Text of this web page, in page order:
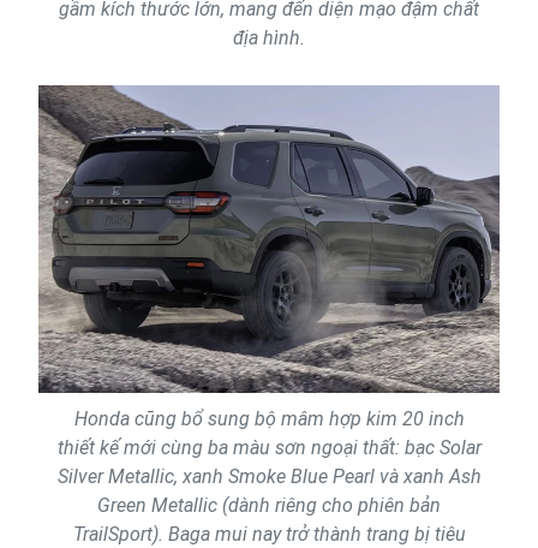
gầm kích thước lớn, mang đến diện mạo đậm chất
địa hình.
Honda cũng bổ sung bộ mâm hợp kim 20 inch
thiết kế mới cùng ba màu sơn ngoại thất: bạc Solar
Silver Metallic, xanh Smoke Blue Pearl và xanh Ash
Green Metallic (dành riêng cho phiên bản
TrailSport). Baga mui nay trở thành trang bị tiêu